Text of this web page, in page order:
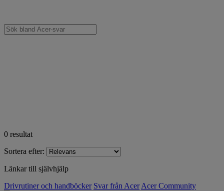
0 resultat
Sortera efter:
Länkar till självhjälp
Drivrutiner och handböcker Svar från Acer Acer Community